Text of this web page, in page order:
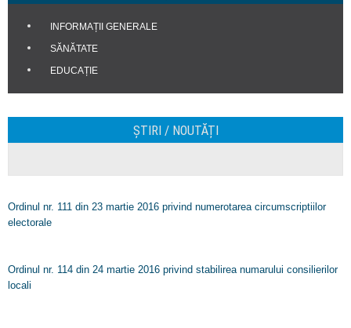
INFORMAȚII GENERALE
SĂNĂTATE
EDUCAȚIE
ȘTIRI / NOUTĂȚI
Ordinul nr. 111 din 23 martie 2016 privind numerotarea circumscriptiilor
electorale
Ordinul nr. 114 din 24 martie 2016 privind stabilirea numarului consilierilor
locali